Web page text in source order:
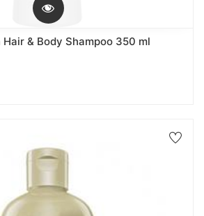
& Body Shampoo 350 ml